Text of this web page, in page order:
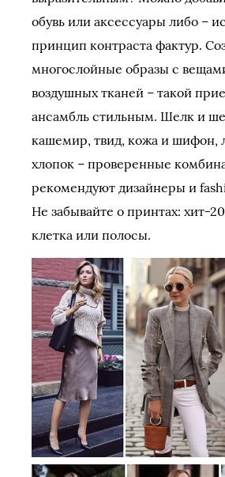
обувь или аксессуары либо –
принцип контраста фактур.
многослойные образы с
воздушных тканей – такой
ансамбль стильным. Шелк и
кашемир, твид, кожа и шифон,
хлопок – проверенные
рекомендуют дизайнеры и
Не забывайте о принтах: хит-
клетка или полосы.